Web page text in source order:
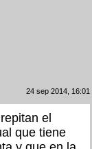
24 sep 2014, 16:01
el
que tiene